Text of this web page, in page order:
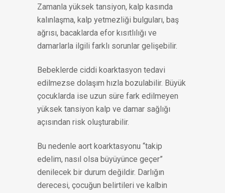
Zamanla yüksek tansiyon, kalp kasında
kalınlaşma, kalp yetmezliği bulguları, baş
ağrısı, bacaklarda efor kısıtlılığı ve
damarlarla ilgili farklı sorunlar gelişebilir.
Bebeklerde ciddi koarktasyon tedavi
edilmezse dolaşım hızla bozulabilir. Büyük
çocuklarda ise uzun süre fark edilmeyen
yüksek tansiyon kalp ve damar sağlığı
açısından risk oluşturabilir.
Bu nedenle aort koarktasyonu “takip
edelim, nasıl olsa büyüyünce geçer”
denilecek bir durum değildir. Darlığın
derecesi, çocuğun belirtileri ve kalbin